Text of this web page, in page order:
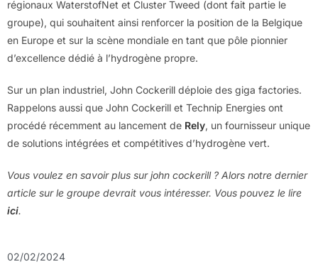
régionaux WaterstofNet et Cluster Tweed (dont fait partie le
groupe), qui souhaitent ainsi renforcer la position de la Belgique
en Europe et sur la scène mondiale en tant que pôle pionnier
d’excellence dédié à l’hydrogène propre.
Sur un plan industriel, John Cockerill déploie des giga factories.
Rappelons aussi que John Cockerill et Technip Energies ont
procédé récemment au lancement de Rely, un fournisseur unique
de solutions intégrées et compétitives d’hydrogène vert.
Vous voulez en savoir plus sur john cockerill ? Alors notre dernier
article sur le groupe devrait vous intéresser. Vous pouvez le lire
ici.
02/02/2024